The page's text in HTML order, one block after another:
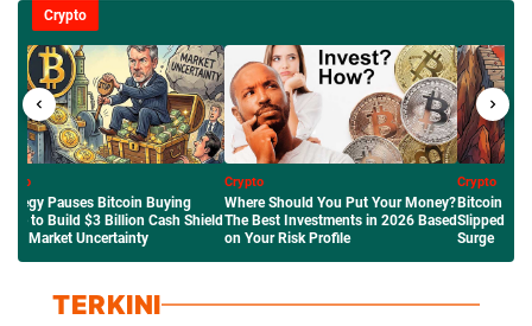
Crypto
Should You Put Your Money?
Best Investments in 2026 Based
Risk Profile
Crypto
Bitcoin Price Outlook: Why BTC
Slipped to $63K Amid the Crude Oil
Surge
Crypto
Mengenal
Network
Saham
TERKINI